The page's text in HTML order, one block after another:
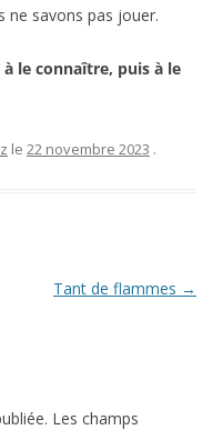
ne savons pas jouer.
le connaître, puis à le
le 22 novembre 2023 .
Tant de flammes →
Les champs